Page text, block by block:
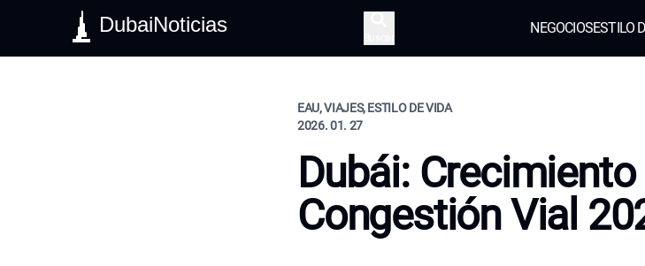
DubaiNoticias NEGOCIOSESTILO
EAU, VIAJES, ESTILO DE VIDA
2026. 01. 27
Dubái:
Congestión Vial